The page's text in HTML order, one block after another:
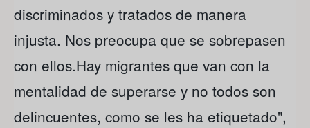
discriminados y tratados de manera
injusta. Nos preocupa que se sobrepasen
con ellos.Hay migrantes que van con la
mentalidad de superarse y no todos son
delincuentes, como se les ha etiquetado",